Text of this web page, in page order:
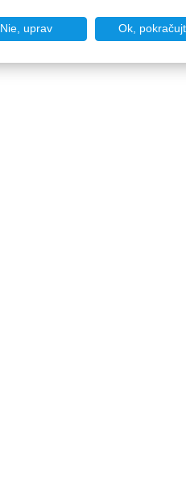
Nie, uprav Ok,